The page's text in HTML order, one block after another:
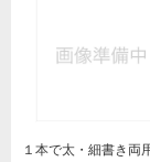
１本で太・細書き両